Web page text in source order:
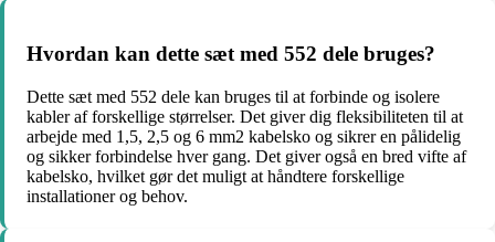
Hvordan kan dette sæt med 552 dele bruges?
Dette sæt med 552 dele kan bruges til at forbinde og isolere
kabler af forskellige størrelser. Det giver dig fleksibiliteten til at
arbejde med 1,5, 2,5 og 6 mm2 kabelsko og sikrer en pålidelig
og sikker forbindelse hver gang. Det giver også en bred vifte af
kabelsko, hvilket gør det muligt at håndtere forskellige
installationer og behov.